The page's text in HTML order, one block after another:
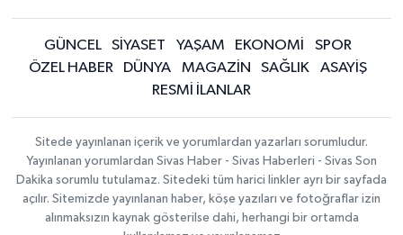
GÜNCEL SİYASET YAŞAM EKONOMİ
SPOR
ÖZEL HABER
DÜNYA MAGAZİN SAĞLIK
ASAYİŞ
RESMİ İLANLAR
Sitede yayınlanan içerik ve yorumlardan yazarları sorumludur.
Yayınlanan yorumlardan Sivas Haber - Sivas Haberleri - Sivas Son
Dakika sorumlu tutulamaz. Sitedeki tüm harici linkler ayrı bir sayfada
açılır. Sitemizde yayınlanan haber, köşe yazıları ve fotoğraflar izin
alınmaksızın kaynak gösterilse dahi, herhangi bir ortamda